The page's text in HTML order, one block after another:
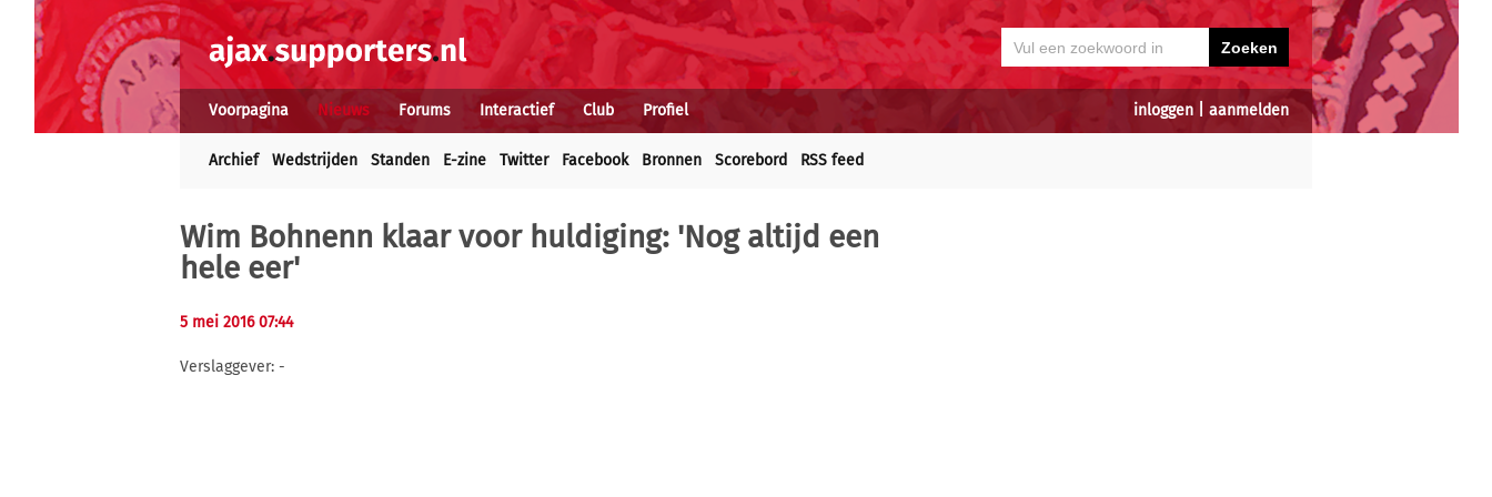
inloggen aanmelden
Voorpagina Nieuws Forums Interactief Club Profiel
Archief Wedstrijden Standen E-zine Twitter Facebook Bronnen Scorebord RSS feed
Wim Bohnenn klaar voor huldiging: 'Nog altijd een
hele eer'
5 mei 2016 07:44
Verslaggever: -